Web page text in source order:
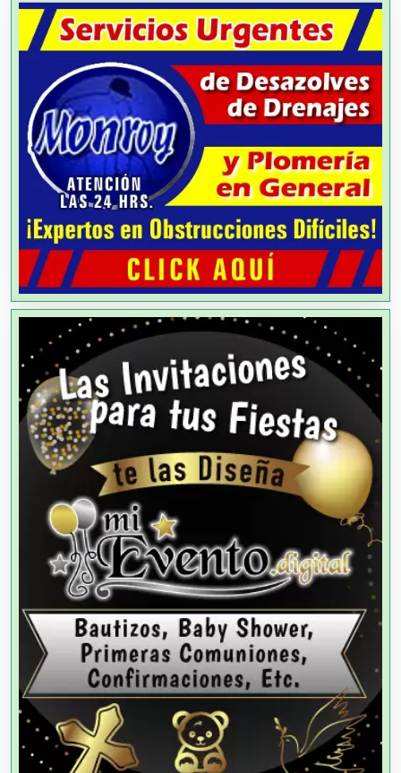
Alta Costura
Aluminio
Ambulancias
Análisis Clínicos
Análisis de Aguas
Animadores de Eventos
Aparatos y Equipos Eléctricos
Arquitectos
Artes Gráficas
Artesanías
Artículos de Oficina